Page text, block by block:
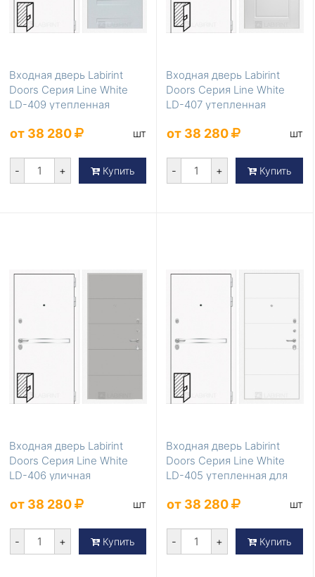
Входная дверь Labirint
Doors Серия Line White
LD-409 утепленная
от 38 280 шт
- + Купить
Входная дверь Labirint
Doors Серия Line White
LD-407 утепленная
от 38 280 шт
- + Купить
Входная дверь Labirint
Doors Серия Line White
LD-406 уличная
от 38 280 шт
- + Купить
Входная дверь Labirint
Doors Серия Line White
LD-405 утепленная для
от 38 280 шт
- + Купить